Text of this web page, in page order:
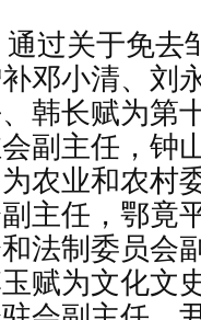
过关于免去
邓小清、刘
韩长赋为第
副主任，钟
农业和农村
主任，鄂竟
法制委员会
赋为文化文